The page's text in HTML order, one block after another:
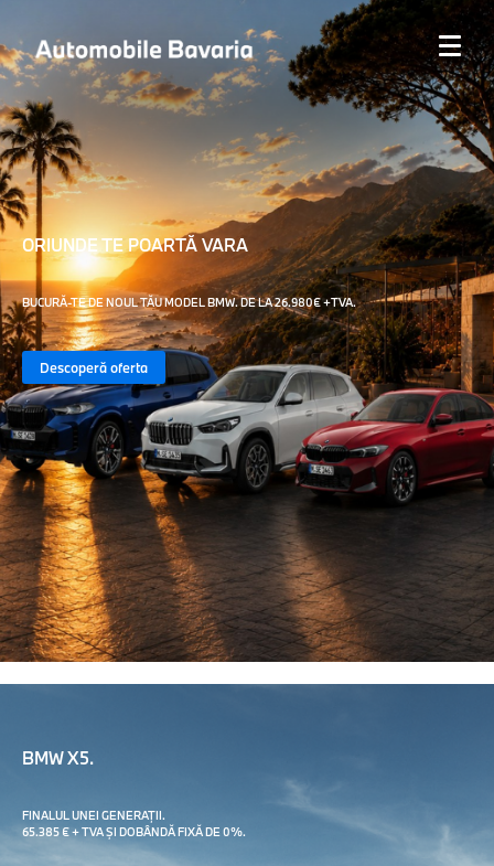
ORIUNDE TE POARTĂ VARA
BUCURĂ-TE DE NOUL TĂU MODEL BMW. DE LA 26.980€ +TVA.
Descoperă oferta
BMW X5.
FINALUL UNEI GENERAȚII.
65.385 € + TVA ȘI DOBÂNDĂ FIXĂ DE 0%.